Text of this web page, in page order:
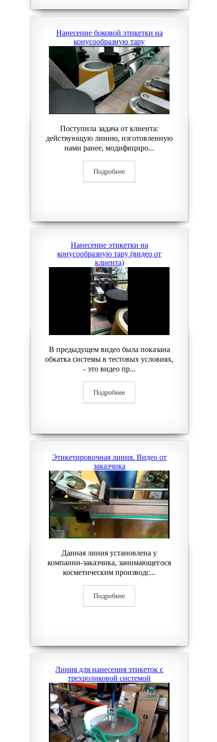
Нанесение боковой этикетки на
конусообразную тару
Поступила задача от клиента:
действующую линию, изготовленную
нами ранее, модифициро...
Подробнее
Нанесение этикетки на
конусообразную тару (видео от
клиента)
В предыдущем видео была показана
обкатка системы в тестовых условиях,
- это видео пр...
Подробнее
Этикетировочная линия. Видео от
заказчика
Данная линия установлена у
компании-заказчика, занимающегося
косметическим производс...
Подробнее
Линия для нанесения этикеток с
трехроликовой системой